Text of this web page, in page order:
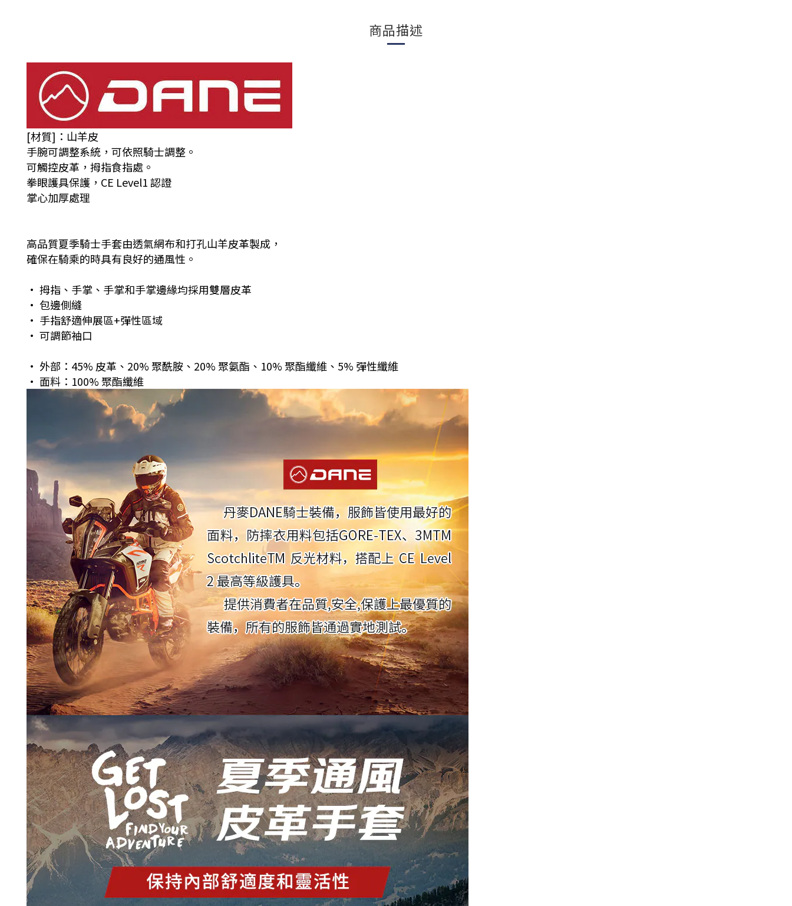
商品描述
[材質]：山羊皮
手腕可調整系統，可依照騎士調整。
可觸控皮革，拇指食指處。
拳眼護具保護，CE Level1 認證
掌心加厚處理
高品質夏季騎士手套由透氣網布和打孔山羊皮革製成，
確保在騎乘的時具有良好的通風性。
• 拇指、手掌、手掌和手掌邊緣均採用雙層皮革
• 包邊側縫
• 手指舒適伸展區+彈性區域
• 可調節袖口
• 外部：45% 皮革、20% 聚酰胺、20% 聚氨酯、10% 聚酯纖維、5% 彈性纖維
• 面料： 100%聚酯纖維